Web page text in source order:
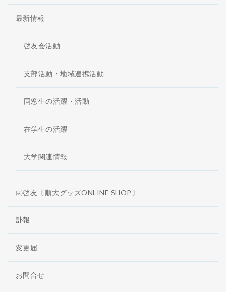
最新情報
啓友会活動
支部活動・地域連携活動
同窓生の活躍・活動
在学生の活躍
大学関連情報
㈱啓友〔順大グッズONLINE SHOP〕
訃報
変更届
お問合せ